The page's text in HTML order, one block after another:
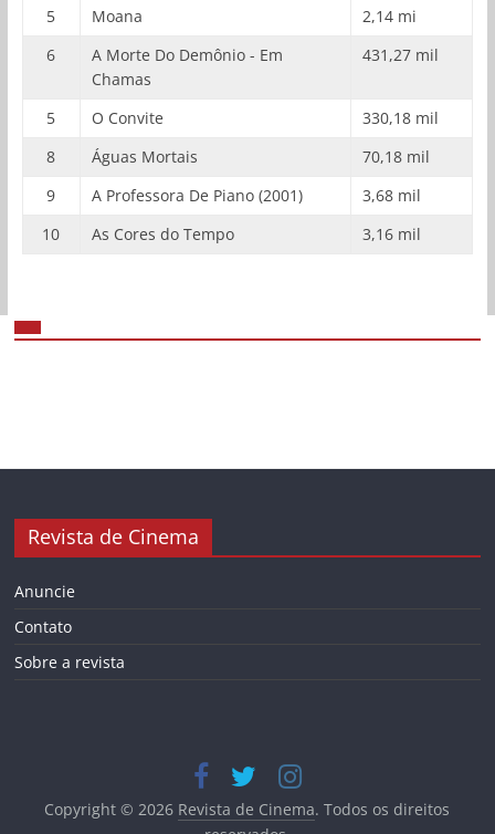
5
Moana
2,14 mi
6
A Morte Do Demônio - Em
Chamas
431,27 mil
5 O Convite
330,18 mil
8
Águas Mortais
70,18 mil
9
A Professora De Piano (2001)
3,68 mil
10
As Cores do Tempo 3,16 mil
Revista de Cinema
Anuncie
Contato
Sobre a revista
Copyright © 2026 Revista de Cinema. Todos os direitos